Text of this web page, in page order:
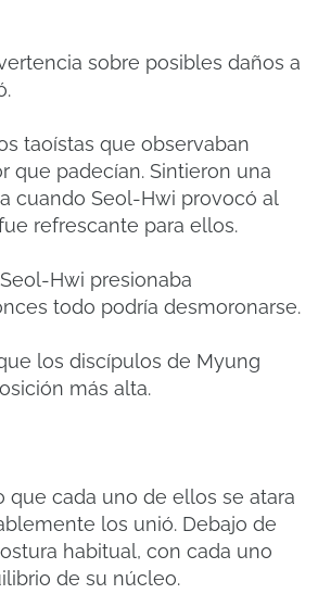
sobre posibles daños a
taoístas que observaban
que padecían. Sintieron una
cuando Seol-Hwi provocó al
refrescante para ellos.
Hwi presionaba
todo podría desmoronarse.
los discípulos de Myung
más alta.
que cada uno de ellos se atara
los unió. Debajo de
habitual, con cada uno
de su núcleo.